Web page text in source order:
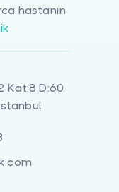
hastanın
Kat:8 D:60,